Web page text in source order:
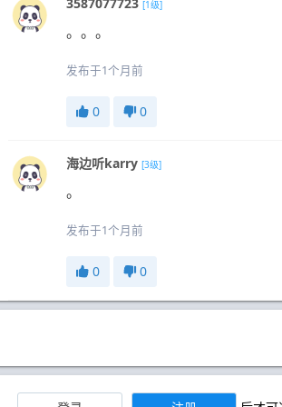
3587077723 [1级]
。。。
发布于1个月前
0 0
海边听karry [3级]
。
发布于1个月前
0 0